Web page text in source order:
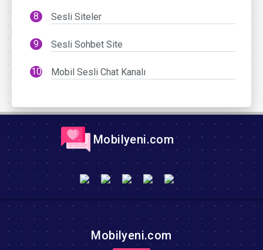
Sesli Siteler
Sesli Sohbet Site
Mobil Sesli Chat Kanalı
Mobilyeni.com
Mobilyeni.com